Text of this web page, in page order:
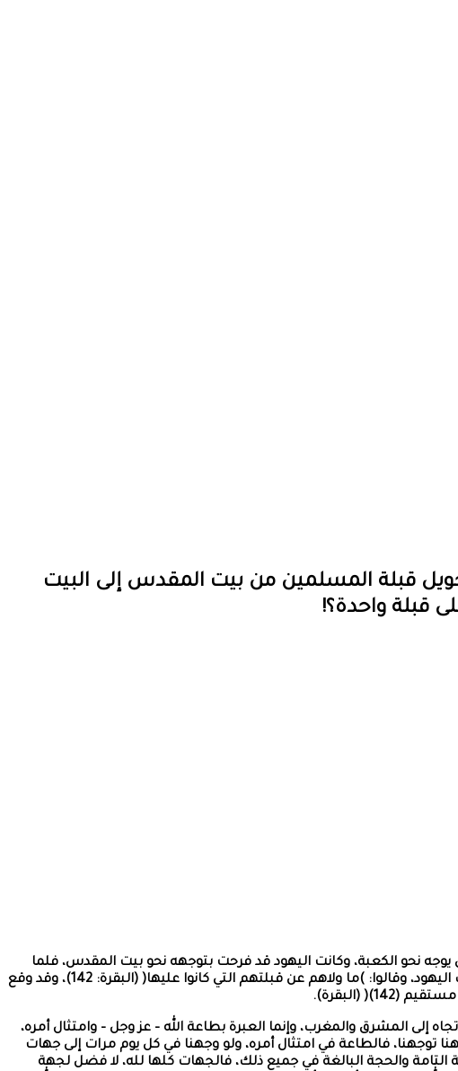
قبلة المسلمين من بيت المقدس إلى البيت
نحو الكعبة، وكانت اليهود قد فرحت بتوجهه نحو بيت المقدس، فلما
أنزل الله: )قد نرى تقلب وجهك في السماء فلنولينك قبلة ترضاها فول وجهك شطر المسجد الحرام( (البقرة: 144)، ارتاب من ذلك اليهود، وقالوا: )ما ولاهم عن قبلتهم التي كانوا عليها( (البقرة: 142)، وقد وقع
(البقرة).
إلى المشرق والمغرب، وإنما العبرة بطاعة الله – عز وجل – وامتثال أمره،
وجوهكم قبل المشرق والمغرب ولكن البر من آمن بالله واليوم الآخر( (البقرة: 177)، فحيثما وجهنا توجهنا، فالطاعة في امتثال أمره، ولو وجهنا في كل يوم مرات إلى جهات
والحجة البالغة في جميع ذلك، فالجهات كلها لله، لا فضل لجهة